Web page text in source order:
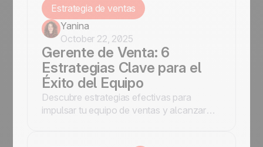
Estrategia de ventas
Yanina
October 22, 2025
Gerente de Venta: 6
Estrategias Clave para el
Éxito del Equipo
Descubre estrategias efectivas para
impulsar tu equipo de ventas y alcanzar